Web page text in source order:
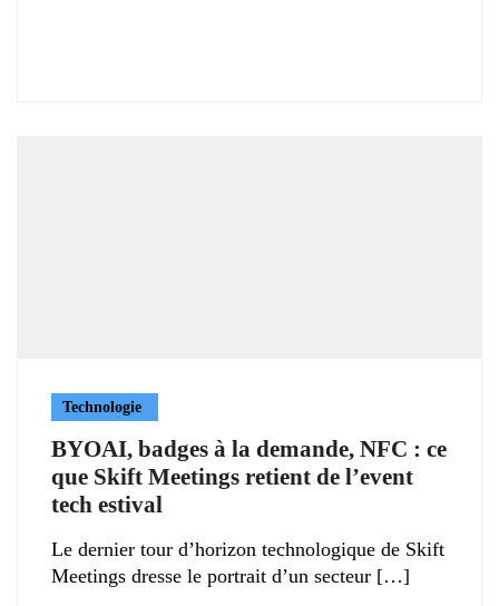
Technologie
BYOAI, badges à la demande, NFC : ce
que Skift Meetings retient de l’event
tech estival
Le dernier tour d’horizon technologique de Skift
Meetings dresse le portrait d’un secteur